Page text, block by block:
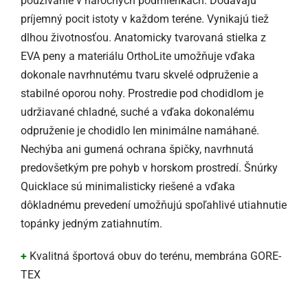
príjemný pocit istoty v každom teréne. Vynikajú tiež
dlhou životnosťou. Anatomicky tvarovaná stielka z
EVA peny a materiálu OrthoLite umožňuje vďaka
dokonale navrhnutému tvaru skvelé odpruženie a
stabilné oporou nohy. Prostredie pod chodidlom je
udržiavané chladné, suché a vďaka dokonalému
odpruženie je chodidlo len minimálne namáhané.
Nechýba ani gumená ochrana špičky, navrhnutá
predovšetkým pre pohyb v horskom prostredí. Šnúrky
Quicklace sú minimalisticky riešené a vďaka
dôkladnému prevedení umožňujú spoľahlivé utiahnutie
topánky jedným zatiahnutím.
+ Kvalitná športová obuv do terénu, membrána GORE-
TEX